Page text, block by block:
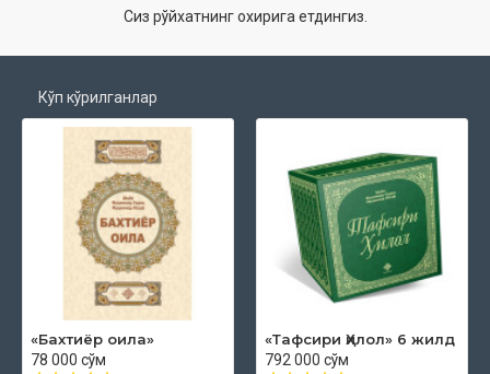
Сиз рўйхатнинг охирига етдингиз.
Кўп кўрилганлар
«Бахтиёр оила»
78 000 сўм
«Тафсири Ҳилол» 6 жилд
792 000 сўм